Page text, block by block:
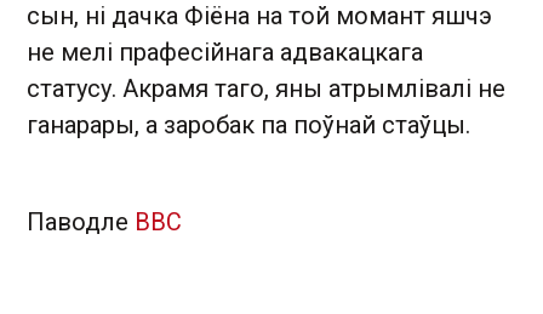
сын, ні дачка Фіёна на той момант яшчэ
не мелі прафесійнага адвакацкага
статусу. Акрамя таго, яны атрымлівалі не
ганарары, а заробак па поўнай стаўцы.
Паводле BBC